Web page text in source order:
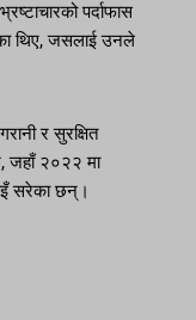
पर्दाफास
थिए, जसलाई उनले
र सुरक्षित
जहाँ २०२२ मा
सरेका छन्।